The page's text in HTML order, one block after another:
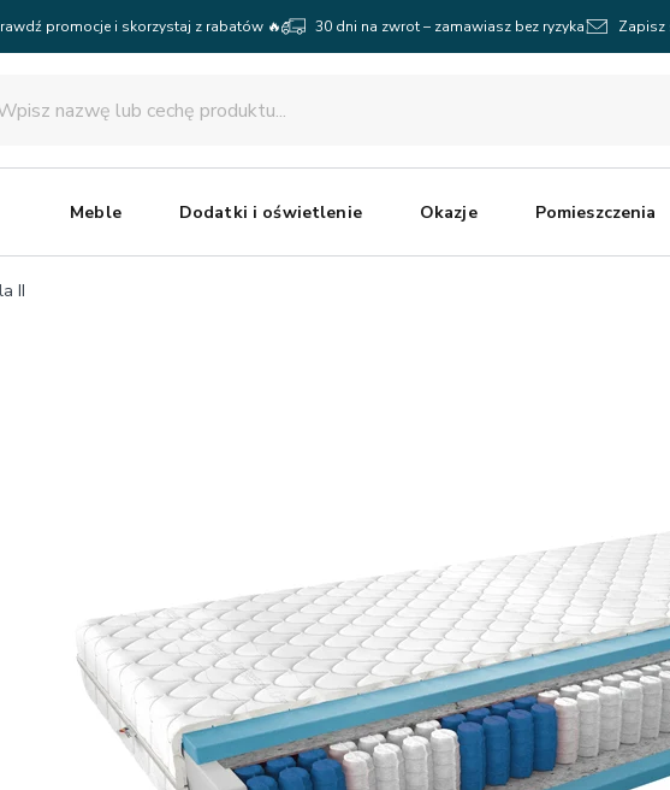
promocje i skorzystaj z rabatów 🔥 30 dni na zwrot – zamawiasz bez ryzyka Zapisz
Meble Dodatki i oświetlenie Okazje Pomieszczenia
II